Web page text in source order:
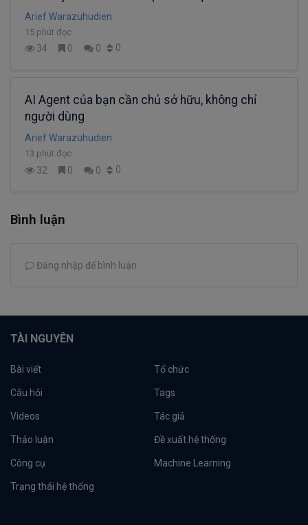
Arief Warazuhudien
15 phút đọc
34 0 0 0
AI Agent của bạn cần chủ sở hữu, không chỉ
người dùng
Arief Warazuhudien
13 phút đọc
32 0 0 0
Bình luận
Đăng nhập để bình luận
TÀI NGUYÊN
Bài viết Tổ chức
Câu hỏi Tags
Videos Tác giả
Thảo luận Đề xuất hệ thống
Công cụ Machine Learning
Trạng thái hệ thống